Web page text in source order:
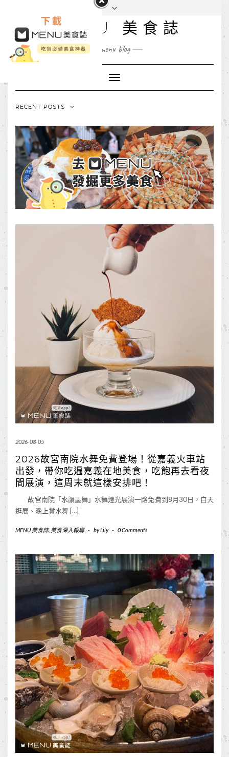
MENU 美食誌
menu blog
Toggle
Navigation
RECENT POSTS
2026-08-05
2026故宮南院水舞免費登場！從嘉義火車站
出發，帶你吃遍嘉義在地美食，吃飽再去看夜
間展演，這周末就這樣安排吧！
故宮南院「水韻墨舞」水舞燈光展演一路免費到8月30日，白天
逛展、晚上賞水舞 […]
MENU 美食誌, 美食深入報導 - byLily - 0 Comments